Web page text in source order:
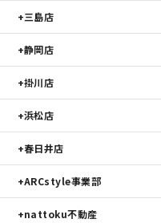
三島店
静岡店
掛川店
浜松店
春日井店
ARCstyle事業部
nattoku不動産